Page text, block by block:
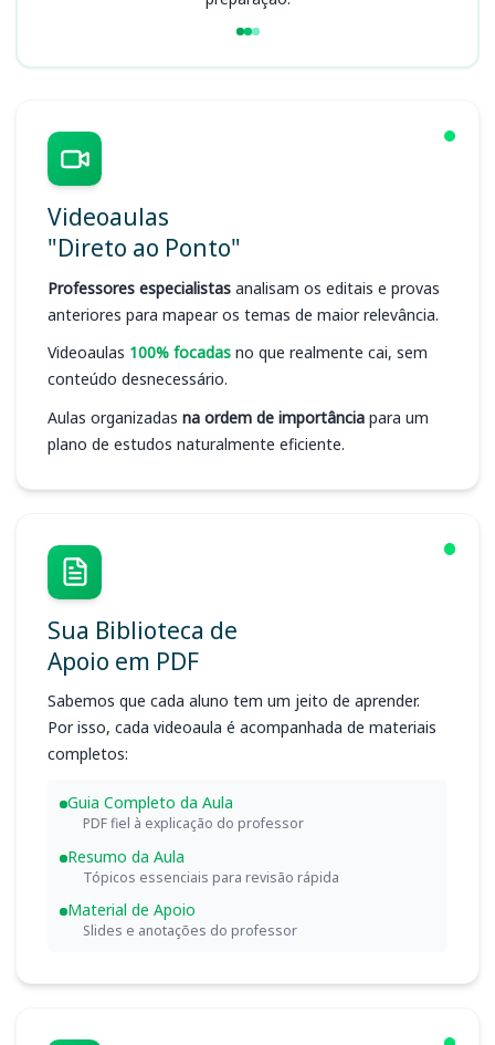
Videoaulas
"Direto ao Ponto"
Professores especialistas analisam os editais e provas
anteriores para mapear os temas de maior relevância.
Videoaulas 100% focadas no que realmente cai, sem
conteúdo desnecessário.
Aulas organizadas na ordem de importância para um
plano de estudos naturalmente eficiente.
Sua Biblioteca de
Apoio em PDF
Sabemos que cada aluno tem um jeito de aprender.
Por isso, cada videoaula é acompanhada de materiais
completos:
Guia Completo da Aula
PDF fiel à explicação do professor
Resumo da Aula
Tópicos essenciais para revisão rápida
Material de Apoio
Slides e anotações do professor